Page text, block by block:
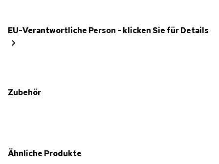
EU-Verantwortliche Person - klicken Sie für Details
Zubehör
Ähnliche Produkte